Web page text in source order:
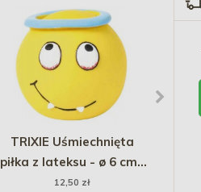
TRIXIE Uśmiechnięta
piłka z lateksu - ø 6 cm /
1szt.
12,50 zł